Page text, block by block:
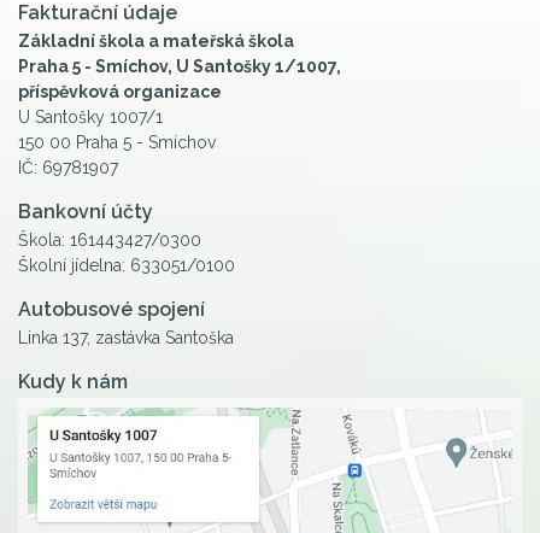
Fakturační údaje
Základní škola a mateřská škola
Praha 5 - Smíchov, U Santošky 1/1007,
příspěvková organizace
U Santošky 1007/1
150 00 Praha 5 - Smíchov
IČ: 69781907
Bankovní účty
Škola: 161443427/0300
Školní jídelna: 633051/0100
Autobusové spojení
Linka 137, zastávka Santoška
Kudy k nám